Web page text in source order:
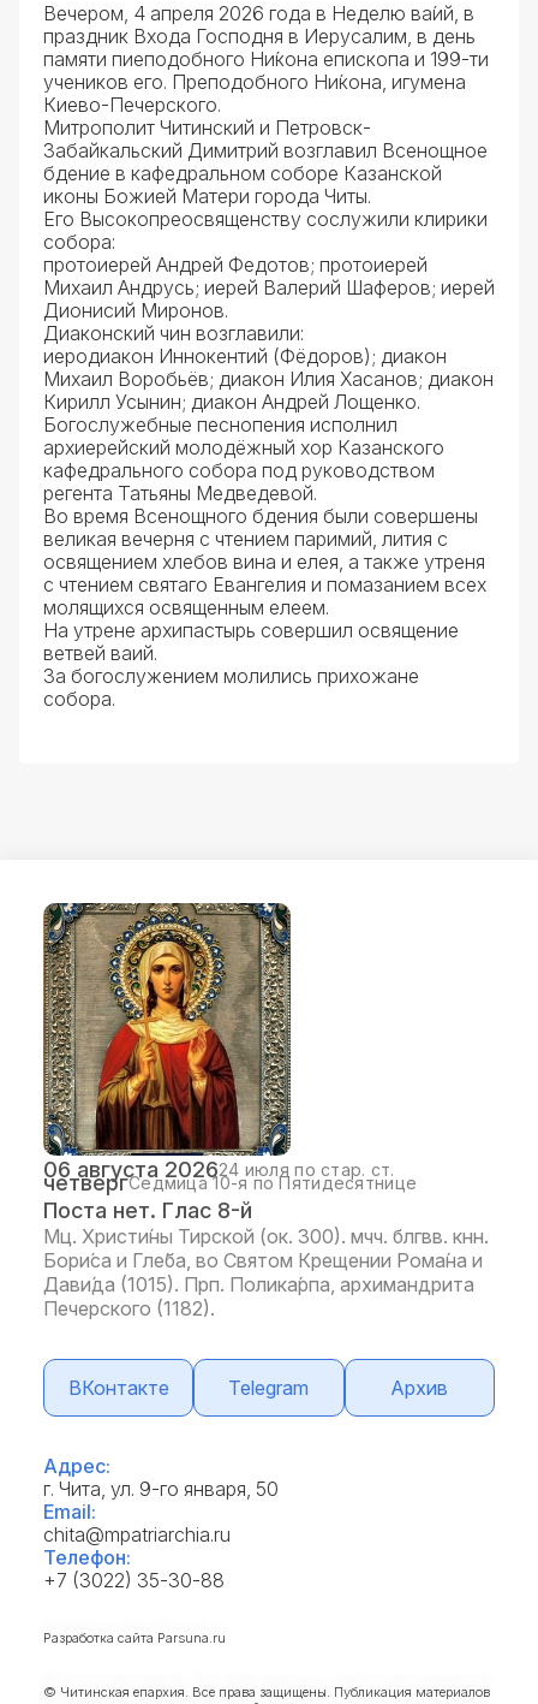
Вечером, 4 апреля 2026 года в Неделю ва́ий, в
праздник Входа Господня в Иерусалим, в день
памяти пиеподобного Ни́кона епископа и 199-ти
учеников его. Преподобного Ни́кона, игумена
Киево-Печерского.
Митрополит Читинский и Петровск-
Забайкальский Димитрий возглавил Всенощное
бдение в кафедральном соборе Казанской
иконы Божией Матери города Читы.
Его Высокопреосвященству сослужили клирики
собора:
протоиерей Андрей Федотов; протоиерей
Михаил Андрусь; иерей Валерий Шаферов; иерей
Дионисий Миронов.
Диаконский чин возглавили:
иеродиакон Иннокентий (Фёдоров); диакон
Михаил Воробьёв; диакон Илия Хасанов; диакон
Кирилл Усынин; диакон Андрей Лощенко.
Богослужебные песнопения исполнил
архиерейский молодёжный хор Казанского
кафедрального собора под руководством
регента Татьяны Медведевой.
Во время Всенощного бдения были совершены
великая вечерня с чтением паримий, лития с
освящением хлебов вина и елея, а также утреня
с чтением святаго Евангелия и помазанием всех
молящихся освященным елеем.
На утрене архипастырь совершил освящение
ветвей ваий.
За богослужением молились прихожане
собора.
06 августа 202624 июля по стар. ст.
четвергСедмица 10-я по Пятидесятнице
Поста нет. Глас 8-й
Мц. Христи́ны Тирской (ок. 300). мчч. блгвв. кнн.
Бори́са и Гле́ба, во Святом Крещении Рома́на и
Дави́да (1015). Прп. Полика́рпа, архимандрита
Печерского (1182).
ВКонтакте Telegram Архив
Адрес:
г. Чита, ул. 9-го января, 50
Email:
chita@mpatriarchia.ru
Телефон:
+7 (3022) 35-30-88
Разработка сайта Parsuna.ru
© Читинская епархия. Все права защищены. Публикация материалов